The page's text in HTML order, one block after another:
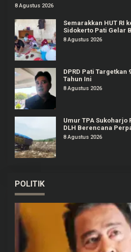
8 Agustus 2026
Semarakkan HUT RI
Sidokerto Pati Gelar
8 Agustus 2026
DPRD Pati Targetkan
Tahun Ini
8 Agustus 2026
Umur TPA Sukoharjo
DLH Berencana
Lagi
8 Agustus 2026
POLITIK